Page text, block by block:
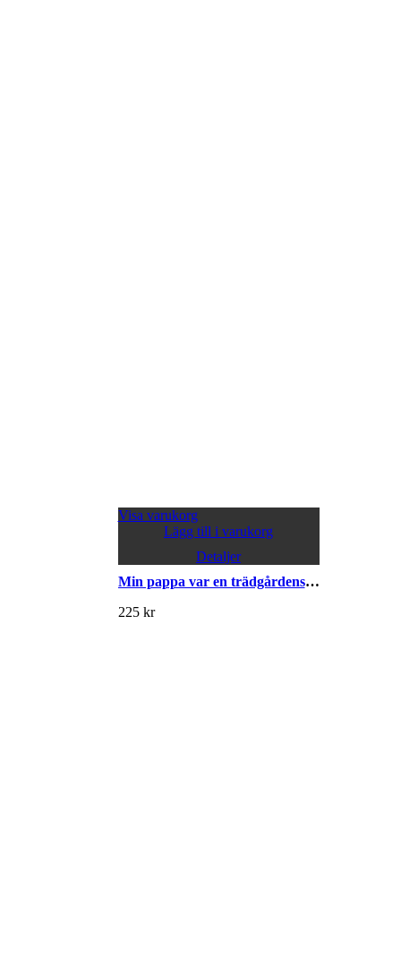
Visa varukorg
Lägg till i varukorg
Detaljer
Min pappa var en trädgårdens mästare
225 kr